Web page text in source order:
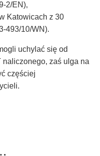
2/EN),
Katowicach z 30
493/10/WN).
uchylać się od
zaś ulga na
częściej